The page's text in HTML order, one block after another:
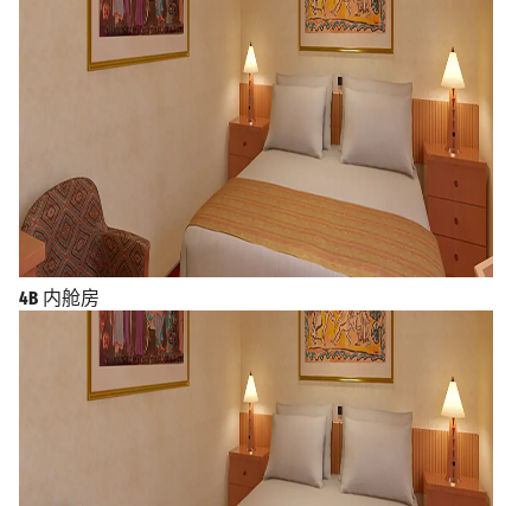
人叹为观止 的美景，探索自然景点，还能在旅程的每
个阶段体验独特的当地文化。无论您选择向北还 是向
南航行，从西雅图出发的邮轮之旅都将为您带来难忘的
4B 内舱房